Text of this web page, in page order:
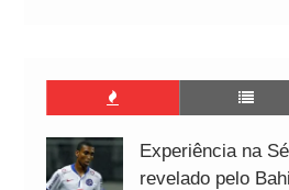
Experiência na
revelado pelo